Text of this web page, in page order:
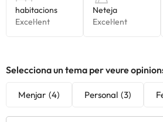
Selecciona un tema per veure
Menjar (4) Personal (3)